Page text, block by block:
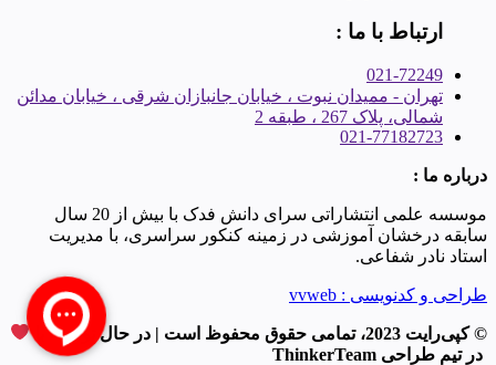
ارتباط با ما :
021-72249
تهران - ممیدان نبوت ، خیابان جانبازان شرقی ، خیابان مدائن
شمالی، پلاک 267 ، طبقه 2
021-77182723
درباره ما :
موسسه علمی انتشاراتی سرای دانش فدک با بیش از 20 سال
سابقه درخشان آموزشی در زمینه کنکور سراسری، با مدیریت
استاد نادر شفاعی.
طراحی و کدنویسی : vvweb
© کپی‌رایت 2023، تمامی حقوق محفوظ است | در حال توسعه با
در تیم طراحی ThinkerTeam